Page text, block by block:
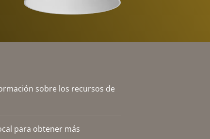
sobre los recursos de
para obtener más